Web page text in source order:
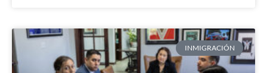
INMIGRACIÓN